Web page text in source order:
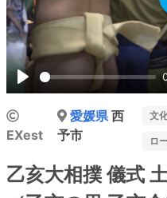
Play
EXest
愛媛県西
予市
文
ロ
乙亥大相撲 儀式